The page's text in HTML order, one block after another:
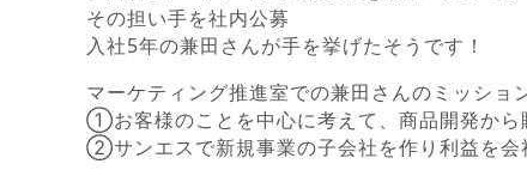
その担い手を社内公募
入社5年の兼田さんが手を挙げたそうです！
マーケティング推進室での兼田さんのミッショ
①お客様のことを中心に考えて、商品開発から
②サンエスで新規事業の子会社を作り利益を会